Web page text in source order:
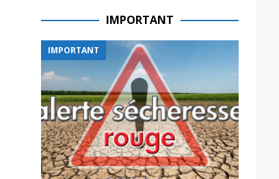
IMPORTANT
IMPORTANT